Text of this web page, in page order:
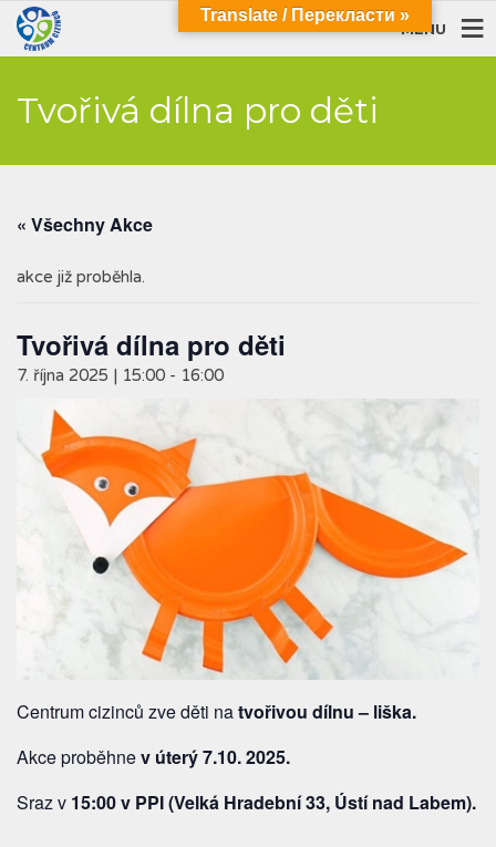
MENU
Tvořivá dílna pro děti
« Všechny Akce
akce již proběhla.
Tvořivá dílna pro děti
7. října 2025 | 15:00 - 16:00
Centrum cizinců zve děti natvořivou dílnu – liška.
Akce proběhnev úterý 7.10. 2025.
Sraz v 15:00 v PPI (Velká Hradební 33, Ústí nad Labem).
Translate / Перекласти »